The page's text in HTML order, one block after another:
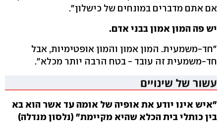
אם אתם מדברים במונחים של כישלון".
יש פה המון אמון בבני אדם.
"חד-משמעית. המון אמון והמון אופטימיות, אבל
חד-משמעית זה עובד - בטח הרבה יותר מכלא".
"איש אינו יודע את אופיה של אומה עד אשר הוא בא
בין כותלי בית הכלא שהיא מקיימת" (נלסון מנדלה)